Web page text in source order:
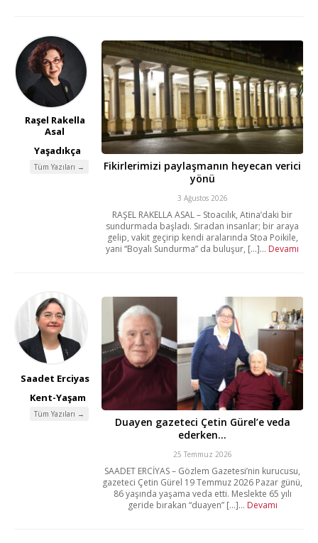
Raşel Rakella
Asal
Yaşadıkça
Tüm Yazıları →
Fikirlerimizi paylaşmanın heyecan verici
yönü
3 Ağustos 2026
RAŞEL RAKELLA ASAL – Stoacılık, Atina’daki bir
sundurmada başladı. Sıradan insanlar; bir araya
gelip, vakit geçirip kendi aralarında Stoa Poikile,
yani “Boyalı Sundurma” da buluşur, [...]... Devamı
Saadet Erciyas
Kent-Yaşam
Tüm Yazıları →
Duayen gazeteci Çetin Gürel’e veda
ederken…
25 Temmuz 2026
SAADET ERCİYAS – Gözlem Gazetesi’nin kurucusu,
gazeteci Çetin Gürel 19 Temmuz 2026 Pazar günü,
86 yaşında yaşama veda etti. Meslekte 65 yılı
geride bırakan “duayen” [...]... Devamı